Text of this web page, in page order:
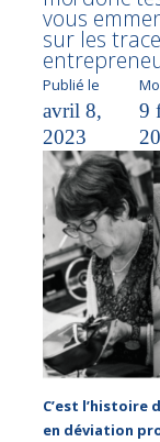
vous
sur les
Publié le
avril 8,
2023
9
C’est l’histoire
en déviation